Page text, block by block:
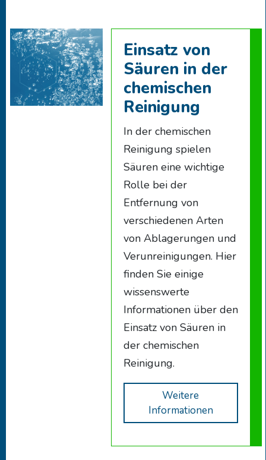
Einsatz von
Säuren in der
chemischen
Reinigung
In der chemischen
Reinigung spielen
Säuren eine wichtige
Rolle bei der
Entfernung von
verschiedenen Arten
von Ablagerungen und
Verunreinigungen. Hier
finden Sie einige
wissenswerte
Informationen über den
Einsatz von Säuren in
der chemischen
Reinigung.
Weitere
Informationen